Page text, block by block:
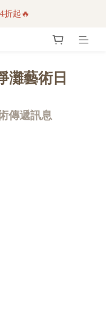
折！
折起🔥
折！
折！
灘藝術日
傳遞訊息